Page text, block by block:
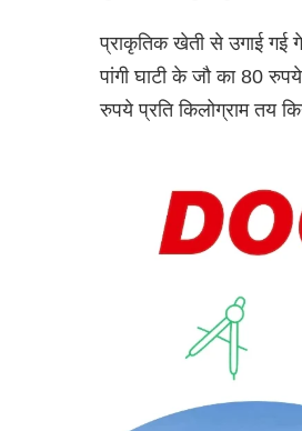
प्राकृतिक खेती से उगाई
पांगी घाटी के जौ का 80
रुपये प्रति किलोग्राम तय